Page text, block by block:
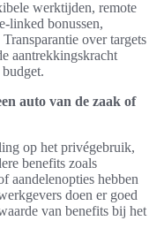
werktijden, remote
linked bonussen,
over targets
aantrekkingskracht
auto van de zaak of
op het privégebruik,
benefits zoals
aandelenopties hebben
doen er goed
van benefits bij het